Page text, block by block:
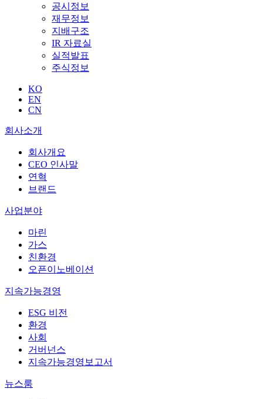
공시정보
재무정보
지배구조
IR 자료실
실적발표
주식정보
KO
EN
CN
회사소개
회사개요
CEO 인사말
연혁
브랜드
사업분야
마린
가스
친환경
오픈이노베이션
지속가능경영
ESG 비전
환경
사회
거버넌스
지속가능경영보고서
뉴스룸